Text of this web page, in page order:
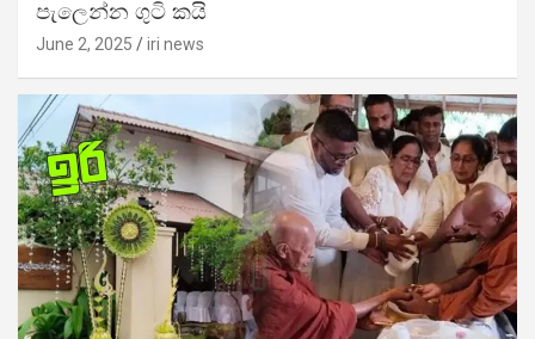
පැලෙන්න ගුටි කයි
June 2, 2025 iri news